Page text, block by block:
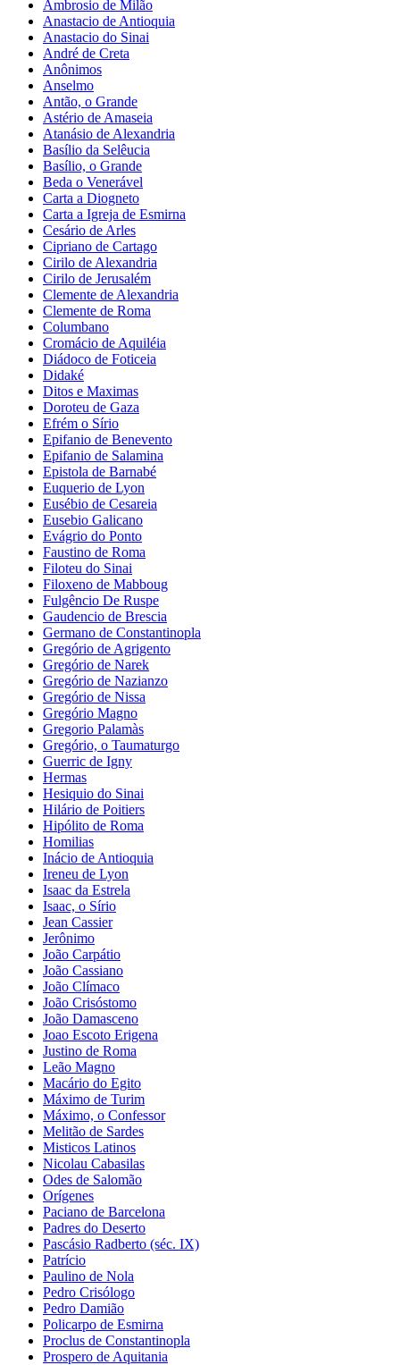
Ambrosio de Milão
Anastacio de Antioquia
Anastacio do Sinai
André de Creta
Anônimos
Anselmo
Antão, o Grande
Astério de Amaseia
Atanásio de Alexandria
Basílio da Selêucia
Basílio, o Grande
Beda o Venerável
Carta a Diogneto
Carta a Igreja de Esmirna
Cesário de Arles
Cipriano de Cartago
Cirilo de Alexandria
Cirilo de Jerusalém
Clemente de Alexandria
Clemente de Roma
Columbano
Cromácio de Aquiléia
Diádoco de Foticeia
Didaké
Ditos e Maximas
Doroteu de Gaza
Efrém o Sírio
Epifanio de Benevento
Epifanio de Salamina
Epistola de Barnabé
Euquerio de Lyon
Eusébio de Cesareia
Eusebio Galicano
Evágrio do Ponto
Faustino de Roma
Filoteu do Sinai
Filoxeno de Mabboug
Fulgêncio De Ruspe
Gaudencio de Brescia
Germano de Constantinopla
Gregório de Agrigento
Gregório de Narek
Gregório de Nazianzo
Gregório de Nissa
Gregório Magno
Gregorio Palamàs
Gregório, o Taumaturgo
Guerric de Igny
Hermas
Hesiquio do Sinai
Hilário de Poitiers
Hipólito de Roma
Homilias
Inácio de Antioquia
Ireneu de Lyon
Isaac da Estrela
Isaac, o Sírio
Jean Cassier
Jerônimo
João Carpátio
João Cassiano
João Clímaco
João Crisóstomo
João Damasceno
Joao Escoto Erigena
Justino de Roma
Leão Magno
Macário do Egito
Máximo de Turim
Máximo, o Confessor
Melitão de Sardes
Misticos Latinos
Nicolau Cabasilas
Odes de Salomão
Orígenes
Paciano de Barcelona
Padres do Deserto
Pascásio Radberto (séc. IX)
Patrício
Paulino de Nola
Pedro Crisólogo
Pedro Damião
Policarpo de Esmirna
Proclus de Constantinopla
Prospero de Aquitania